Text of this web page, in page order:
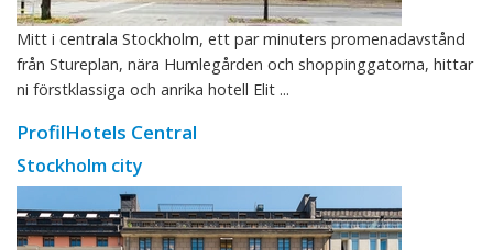
Mitt i centrala Stockholm, ett par minuters promenadavstånd
från Stureplan, nära Humlegården och shoppinggatorna, hittar
ni förstklassiga och anrika hotell Elit ...
ProfilHotels Central
Stockholm city